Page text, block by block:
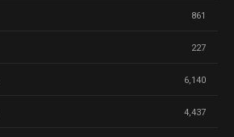
861
227
6,140
4,437